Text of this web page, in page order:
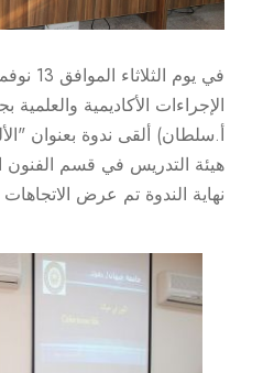
الإجراءات الأكاديمية
أ.سلطان) ألقى ندوة بعنوان
هيئة التدريس في قسم الفنون
نهاية الندوة تم عرض